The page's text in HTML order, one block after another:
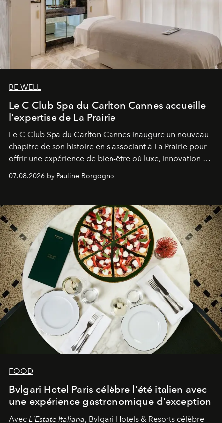
BE WELL
Le C Club Spa du Carlton Cannes accueille
l'expertise de La Prairie
Le C Club Spa du Carlton Cannes inaugure un nouveau
chapitre de son histoire en s'associant à La Prairie pour
offrir une expérience de bien-être où luxe, innovation et
expertise se rencontrent.
07.08.2026 by Pauline Borgogno
FOOD
Bvlgari Hotel Paris célèbre l'été italien avec
une expérience gastronomique d'exception
Avec L'Estate Italiana, Bvlgari Hotels & Resorts célèbre